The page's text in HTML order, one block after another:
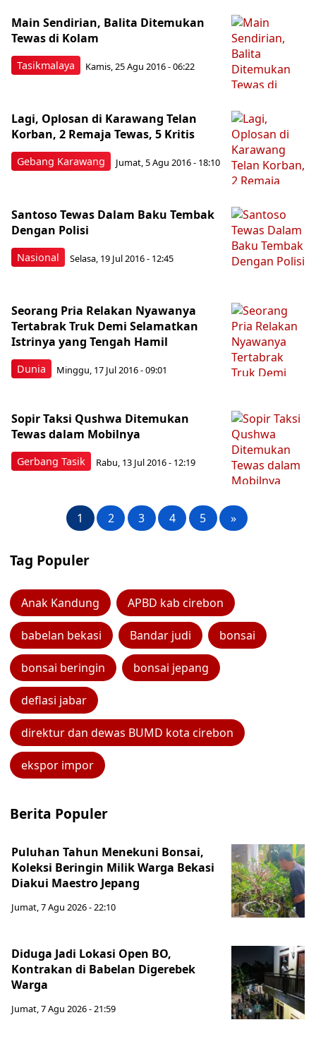
Tasikmalaya
Main Sendirian, Balita Ditemukan
Tewas di Kolam
Kamis, 25 Agu 2016 - 06:22
Gebang Karawang
Lagi, Oplosan di Karawang Telan
Korban, 2 Remaja Tewas, 5 Kritis
Jumat, 5 Agu 2016 - 18:10
Nasional
Santoso Tewas Dalam Baku Tembak
Dengan Polisi
Selasa, 19 Jul 2016 - 12:45
Dunia
Seorang Pria Relakan Nyawanya
Tertabrak Truk Demi Selamatkan
Istrinya yang Tengah Hamil
Minggu, 17 Jul 2016 - 09:01
Gerbang Tasik
Sopir Taksi Qushwa Ditemukan
Tewas dalam Mobilnya
Rabu, 13 Jul 2016 - 12:19
1 2 3 4 5 »
Tag Populer
Anak Kandung APBD kab cirebon
babelan bekasi Bandar judi bonsai
bonsai beringin bonsai jepang
deflasi jabar
direktur dan dewas BUMD kota cirebon
ekspor impor
Berita Populer
Puluhan Tahun Menekuni Bonsai,
Koleksi Beringin Milik Warga Bekasi
Diakui Maestro Jepang
Jumat, 7 Agu 2026 - 22:10
Diduga Jadi Lokasi Open BO,
Kontrakan di Babelan Digerebek
Warga
Jumat, 7 Agu 2026 - 21:59